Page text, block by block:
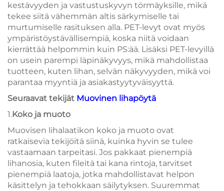
kestävyyden ja vastustuskyvyn törmäyksille, mikä
tekee siitä vähemmän altis särkymiselle tai
murtumiselle rasituksen alla. PET-levyt ovat myös
ympäristöystävällisempiä, koska niitä voidaan
kierrättää helpommin kuin PS:ää. Lisäksi PET-levyillä
on usein parempi läpinäkyvyys, mikä mahdollistaa
tuotteen, kuten lihan, selvän näkyvyyden, mikä voi
parantaa myyntiä ja asiakastyytyväisyyttä.
Seuraavat tekijät Muovinen lihapöytä
1.Koko ja muoto
Muovisen lihalaatikon koko ja muoto ovat
ratkaisevia tekijöitä siinä, kuinka hyvin se tulee
vastaamaan tarpeitasi. Jos pakkaat pienempiä
lihanosia, kuten fileitä tai kana rintoja, tarvitset
pienempiä laatoja, jotka mahdollistavat helpon
käsittelyn ja tehokkaan säilytyksen. Suuremmat